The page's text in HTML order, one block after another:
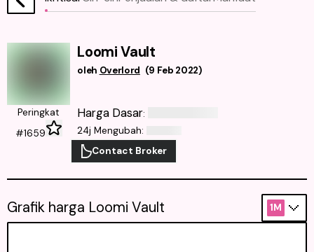
Loomi Vault
oleh Overlord (9 Feb 2022)
Peringkat
#1659
Harga Dasar:
24j Mengubah:
Contact Broker
Grafik harga Loomi Vault 1M